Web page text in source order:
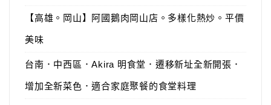
【高雄。岡山】阿國鵝肉岡山店。多樣化熱炒。平價
美味
台南．中西區．Akira 明食堂．遷移新址全新開張．
增加全新菜色．適合家庭聚餐的食堂料理